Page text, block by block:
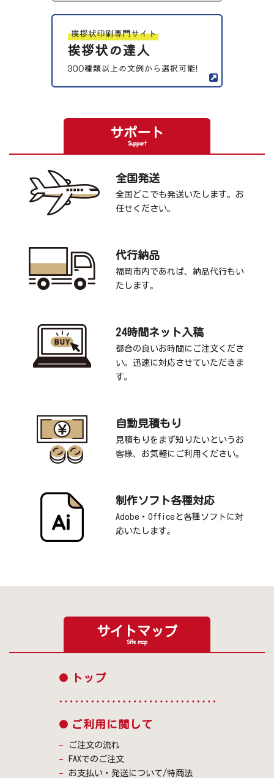
サポート
Support
全国発送
全国どこでも発送いたします。お
任せください。
代行納品
福岡市内であれば、納品代行もい
たします。
24時間ネット入稿
都合の良いお時間にご注文くださ
い。迅速に対応させていただきま
す。
自動見積もり
見積もりをまず知りたいというお
客様、お気軽にご利用ください。
制作ソフト各種対応
Adobe・Officeと各種ソフトに対
応いたします。
サイトマップ
Site map
トップ
ご利用に関して
ご注文の流れ
FAXでのご注文
お支払い・発送について/特商法